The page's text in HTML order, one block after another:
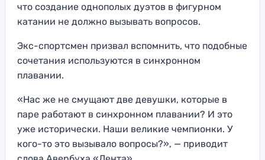
что создание однополых дуэтов в фигурном
катании не должно вызывать вопросов.
Экс-спортсмен призвал вспомнить, что подобные
сочетания используются в синхронном
плавании.
«Нас же не смущают две девушки, которые в
паре работают в синхронном плавании? И это
уже исторически. Наши великие чемпионки. У
кого-то это вызывало вопросы?», — приводит